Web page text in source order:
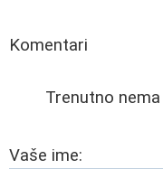
Komentari
Trenutno
Vaše ime: